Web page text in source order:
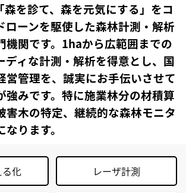
を診て、森を元気にする」をコ
ローンを駆使した森林計測・解析
機関です。1haから広範囲までの
ディな計測・解析を得意とし、国
営管理を、誠実にお手伝いさせて
強みです。特に施業林分の材積算
害木の特定、継続的な森林モニタ
ります。
化 レーザ計測